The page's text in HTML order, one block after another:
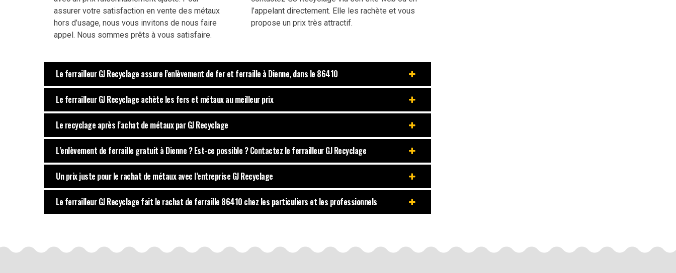
assurer votre satisfaction en vente des métaux
hors d’usage, nous vous invitons de nous faire
appel. Nous sommes prêts à vous satisfaire.
l’appelant directement. Elle les rachète et vous
propose un prix très attractif.
Le ferrailleur GJ Recyclage assure l’enlèvement de fer et ferraille à Dienne, dans le 86410
Le ferrailleur GJ Recyclage achète les fers et métaux au meilleur prix
Le recyclage après l’achat de métaux par GJ Recyclage
L’enlèvement de ferraille gratuit à Dienne ? Est-ce possible ? Contactez le ferrailleur GJ Recyclage
Un prix juste pour le rachat de métaux avec l’entreprise GJ Recyclage
Le ferrailleur GJ Recyclage fait le rachat de ferraille 86410 chez les particuliers et les professionnels